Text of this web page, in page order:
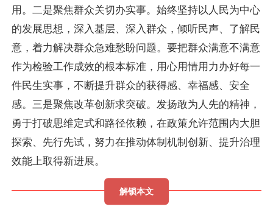
用。二是聚焦群众关切办实事。始终坚持以人民为中心
的发展思想，深入基层、深入群众，倾听民声、了解民
意，着力解决群众急难愁盼问题。要把群众满意不满意
作为检验工作成效的根本标准，用心用情用力办好每一
件民生实事，不断提升群众的获得感、幸福感、安全
感。三是聚焦改革创新求突破。发扬敢为人先的精神，
勇于打破思维定式和路径依赖，在政策允许范围内大胆
探索、先行先试，努力在推动体制机制创新、提升治理
效能上取得新进展。
解锁本文